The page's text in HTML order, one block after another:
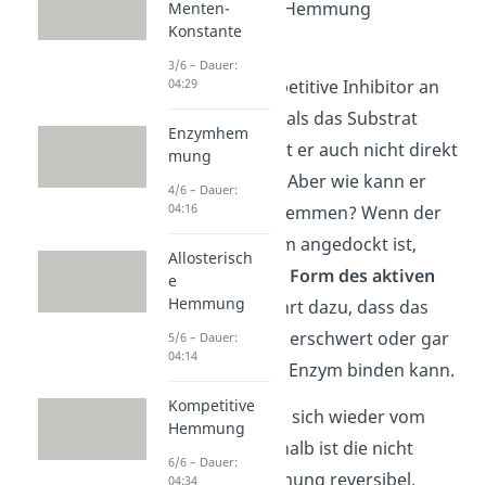
nicht kompetitive Hemmung
bezeichnen.
Da der nicht kompetitive Inhibitor an
eine andere Stelle als das Substrat
bindet, konkurriert er auch nicht direkt
mit dem Substrat. Aber wie kann er
dann das Enzym hemmen? Wenn der
Inhibitor am Enzym angedockt ist,
verändert
Form des aktiven
Zentrums. Das führt dazu, dass das
Substrat nur noch erschwert oder gar
nicht mehr an das Enzym binden kann.
Der Inhibitor kann sich wieder vom
Enzym lösen. Deshalb ist die nicht
kompetitive Hemmung reversibel.
Menten-
Konstante
3/6 – Dauer:
04:29
Enzymhem
mung
4/6 – Dauer:
04:16
Allosterisch
e
Hemmung
5/6 – Dauer:
04:14
Kompetitive
Hemmung
6/6 – Dauer:
04:34